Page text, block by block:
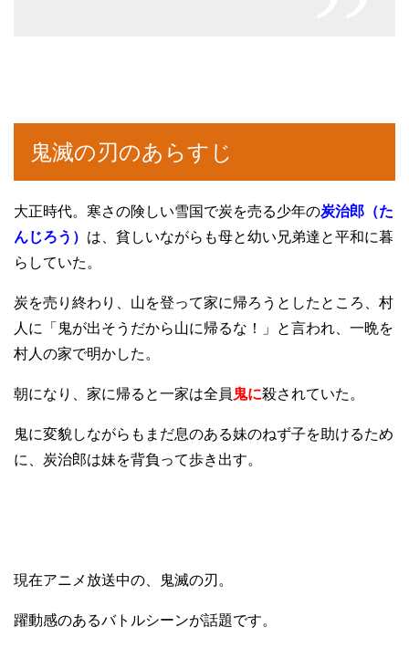
鬼滅の刃のあらすじ
大正時代。寒さの険しい雪国で炭を売る少年の炭治郎（た
んじろう） は、貧しいながらも母と幼い兄弟達と平和に暮
らしていた。
炭を売り終わり、山を登って家に帰ろうとしたところ、村
人に「鬼が出そうだから山に帰るな！」と言われ、一晩を
村人の家で明かした。
朝になり、家に帰ると一家は全員 鬼に殺されていた。
鬼に変貌しながらもまだ息のある妹のねず子を助けるため
に、炭治郎は妹を背負って歩き出す。
現在アニメ放送中の、鬼滅の刃。
躍動感のあるバトルシーンが話題です。